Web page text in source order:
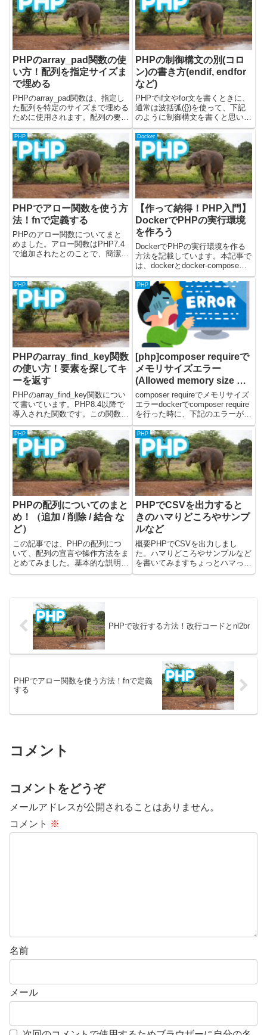
PHPのarray_pad関数の使
い方！配列を指定サイズま
で埋める
PHPのarray_pad関数は、指定し
た配列を特定のサイズまで埋める
ために使用されます。配列の要素
数が足りない場合に、不足分を同
じ値で埋めて配列の長さを揃えた
いときに非常に便利です。特に、
固定長のデータ構造を扱う場合
や、特定のフォーマット...
PHPの制御構文の別(コロ
ン)の書き方(endif, endfor
など)
PHPでif文やfor文を書くときに、
通常は波括弧({})を使って、下記
のように制御構文を書くと思いま
す。<?phpif (true) { echo "trueで
す";} else { echo "falseで
す";}for($i = 0;...
PHP
PHPでアロー関数を使う方
法！fnで定義する
PHPのアロー関数についてまと
めました。アロー関数はPHP7.4
で追加されたとのことで、簡潔に
す。掲載しているソースコードは
PHPのバージョン8.2.6で動作確
認しました。PHPでア...
Docker
【作って納得！PHP入門】
DockerでPHPの実行環境
を作ろう
DockerでPHPの実行環境を作る
方法を記載しています。本記事で
は、dockerとdocker-composeコ
マンドを使用して、php, nginx,
mysql, phpMyAdminが入ってい
る環境を作成します。PHPの実
行環境につ...
PHP
PHPのarray_find_key関数
の使い方！要素を探してキ
ーを返す
PHPのarray_find_key関数につい
て書いています。PHP8.4以降で
導入された関数です。この関数
は、コールバック関数を使用して
配列の要素を検索し、条件を満た
す最初の要素のキーを返します。
array_find 関数が「条件を満た
す...
PHP
[php]composer requireで
メモリサイズエラー
(Allowed memory size of
…)
composer requireでメモリサイズ
エラーdockerでcomposer require
を行った時に、下記のエラーが発
生しました。許容メモリサイズ
1610612736バイトを使い果たし
たとのこと...こちらのエラーにつ
いて、一時的...
PHP
PHPの配列についてのまと
め！（追加 / 削除 / 結合 な
ど）
この記事では、PHPの配列につ
いて、配列の宣言や操作方法をま
とめてみました。基本的な説明
は、下記記事で書いていま
キュメントはこちらです。PHP
で配列を宣言する方法PHPの配
列を宣言...
PHP
PHPでCSVを出力すると
きのハマりどころやサンプ
ルなど
概要PHPでCSVを出力しまし
た。ハマりどころやサンプルなど
を書いてみますちょっとハマった
とこ1行目が改行されるなんだか
PHPで改行する方法！改行コードとnl2br
PHPでアロー関数を使う方法！fnで定義
する
コメント
コメントをどうぞ
メールアドレスが公開されることはありません。
コメント ※
名前
メール